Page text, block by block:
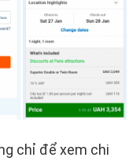
chỉ để xem chi